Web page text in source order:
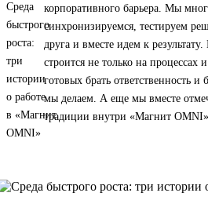
корпоративного барьера. Мы
синхронизируемся, тестируем
друга и вместе идем к
строится не только на процессах
готовых брать ответственность и
мы делаем. А еще мы вместе
традиции внутри «Магнит